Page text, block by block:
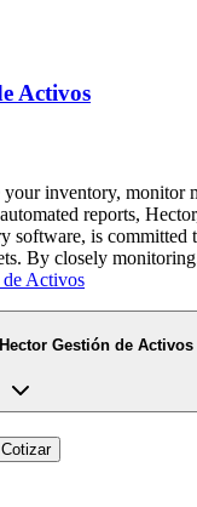
Activos
your inventory, monitor
reports,
software, is committed
By closely monitoring
Activos
Hector Gestión de Activos
Cotizar